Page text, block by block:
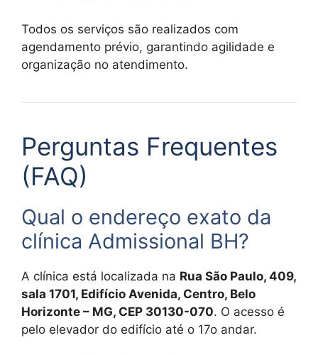
Todos os serviços são realizados com
agendamento prévio, garantindo agilidade e
organização no atendimento.
Perguntas Frequentes
(FAQ)
Qual o endereço exato da
clínica Admissional BH?
A clínica está localizada na Rua São Paulo, 409,
sala 1701, Edifício Avenida, Centro, Belo
Horizonte – MG, CEP 30130-070. O acesso é
pelo elevador do edifício até o 17o andar.